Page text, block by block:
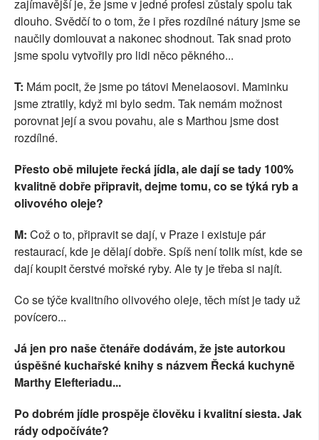
zajímavější je, že jsme v jedné profesi zůstaly spolu tak
dlouho. Svědčí to o tom, že i přes rozdílné nátury jsme se
naučily domlouvat a nakonec shodnout. Tak snad proto
jsme spolu vytvořily pro lidi něco pěkného...
T: Mám pocit, že jsme po tátovi Menelaosovi. Maminku
jsme ztratily, když mi bylo sedm. Tak nemám možnost
porovnat její a svou povahu, ale s Marthou jsme dost
rozdílné.
Přesto obě milujete řecká jídla, ale dají se tady 100%
kvalitně dobře připravit, dejme tomu, co se týká ryb a
olivového oleje?
M: Což o to, připravit se dají, v Praze i existuje pár
restaurací, kde je dělají dobře. Spíš není tolik míst, kde se
dají koupit čerstvé mořské ryby. Ale ty je třeba si najít.
Co se týče kvalitního olivového oleje, těch míst je tady už
povícero...
Já jen pro naše čtenáře dodávám, že jste autorkou
úspěšné kuchařské knihy s názvem Řecká kuchyně
Marthy Elefteriadu...
Po dobrém jídle prospěje člověku i kvalitní siesta. Jak
rády odpočíváte?